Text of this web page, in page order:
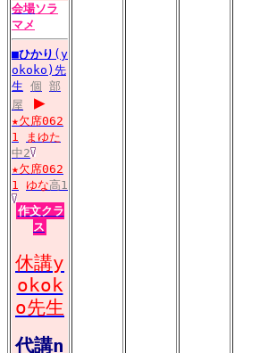
会場ソラ
マメ
■ひかり (y
okoko)先
生 個 部
屋
▶
★欠席062
1
まゆた
中2
★欠席062
1
ゆな高1
作文クラ
ス
休講y
okok
o先生
代講n